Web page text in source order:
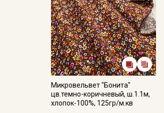
Микровельвет "Бонита"
цв.темно-коричневый, ш.1.1м,
хлопок-100%, 125гр/м.кв